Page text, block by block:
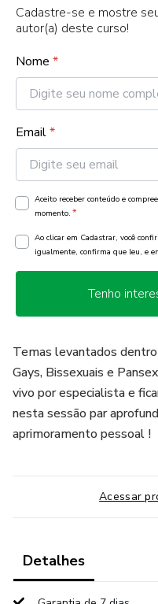
Cadastre-se e mostre
autor(a) deste curso!
Nome *
Email*
Aceito receber conteúdo e
momento. *
Ao clicar em Cadastrar, você
igualmente, confirma que leu, e
Tenho
Temas levantados
Gays, Bissexuais e
vivo por especialista e
nesta sessão par
aprimoramento pessoal !
Acessar
Detalhes